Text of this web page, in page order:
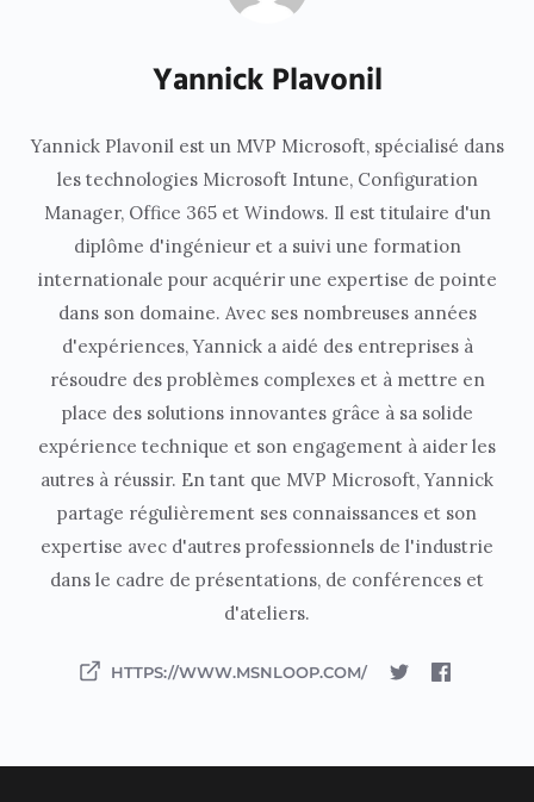
Yannick Plavonil
Yannick Plavonil est un MVP Microsoft, spécialisé dans
les technologies Microsoft Intune, Configuration
Manager, Office 365 et Windows. Il est titulaire d'un
diplôme d'ingénieur et a suivi une formation
internationale pour acquérir une expertise de pointe
dans son domaine. Avec ses nombreuses années
d'expériences, Yannick a aidé des entreprises à
résoudre des problèmes complexes et à mettre en
place des solutions innovantes grâce à sa solide
expérience technique et son engagement à aider les
autres à réussir. En tant que MVP Microsoft, Yannick
partage régulièrement ses connaissances et son
expertise avec d'autres professionnels de l'industrie
dans le cadre de présentations, de conférences et
d'ateliers.
HTTPS://WWW.MSNLOOP.COM/